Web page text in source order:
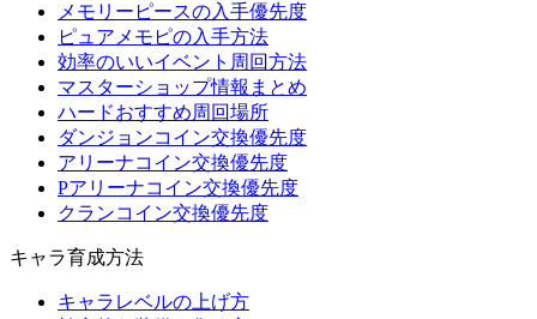
メモリーピースの入手優先度
ピュアメモピの入手方法
効率のいいイベント周回方法
マスターショップ情報まとめ
ハードおすすめ周回場所
ダンジョンコイン交換優先度
アリーナコイン交換優先度
Pアリーナコイン交換優先度
クランコイン交換優先度
キャラ育成方法
キャラレベルの上げ方